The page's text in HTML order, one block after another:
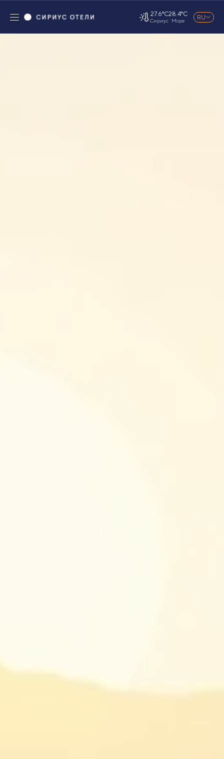
27.6°C
Сириус
28.4°C
Море RU